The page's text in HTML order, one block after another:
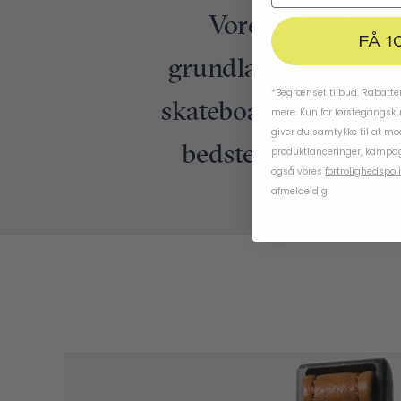
Vores
grundlæggende
skateboardhjelm
bedste
FÅ
*Begrænset tilbud.
mere. Kun for
giver du samtykke til at
produktlanceringer,
også vores
afmelde dig.